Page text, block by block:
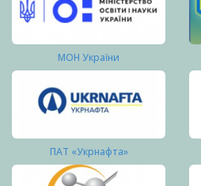
МОН України
ПАТ «Укрнафта»